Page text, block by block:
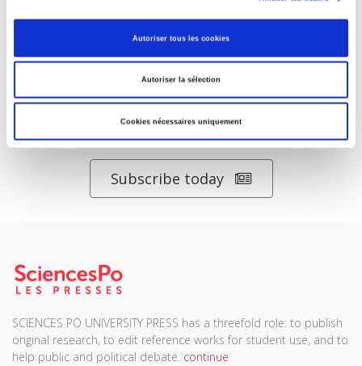
Autoriser tous les cookies
Autoriser la sélection
Cookies nécessaires uniquement
DISCOVER OUR JOURNALS
Subscribe today
SCIENCES PO UNIVERSITY PRESS has a threefold role: to publish
original research, to edit reference works for student use, and to
help public and political debate. continue